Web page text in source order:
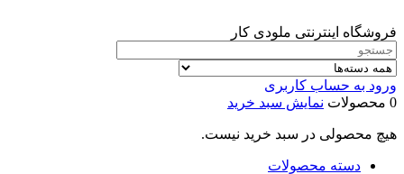
فروشگاه اینترنتی ملودی کار
ورود به حساب کاربری
0 محصولات
نمایش سبد خرید
هیچ محصولی در سبد خرید نیست.
دسته محصولات